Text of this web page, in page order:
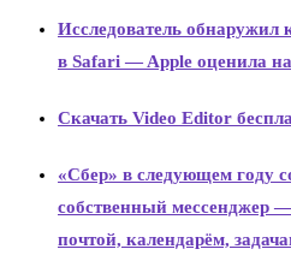
Исследователь обнаружил
в Safari — Apple оценила
Скачать Video Editor
«Сбер» в следующем году
собственный мессенджер
почтой, календарём,